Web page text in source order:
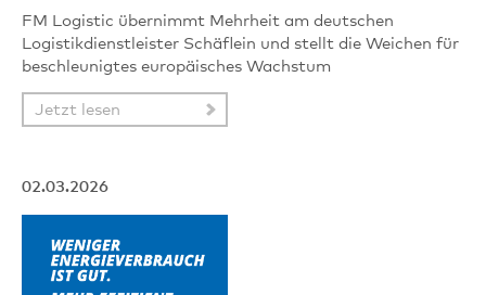
FM Logistic übernimmt Mehrheit am deutschen
Logistikdienstleister Schäflein und stellt die Weichen für
beschleunigtes europäisches Wachstum
Jetzt lesen
02.03.2026